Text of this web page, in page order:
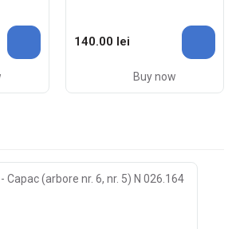
140.00 lei
Buy now
- Capac (arbore nr. 6, nr. 5) N 026.164